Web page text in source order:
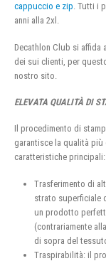
cappuccio e zip. Tutti i
anni alla 2xl.
Decathlon Club si
dei sui clienti, per
nostro sito.
ELEVATA QUALITÀ DI
Il procedimento di
garantisce la qualità più
caratteristiche principali:
Trasferimento di
strato superficiale
un prodotto
(contrariamente
di sopra del
Traspirabilità: il